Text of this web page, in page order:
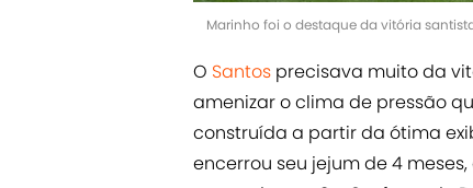
Marinho foi o destaque da vitória
O Santos precisava muito da
amenizar o clima de pressão
construída a partir da ótima
encerrou seu jejum de 4